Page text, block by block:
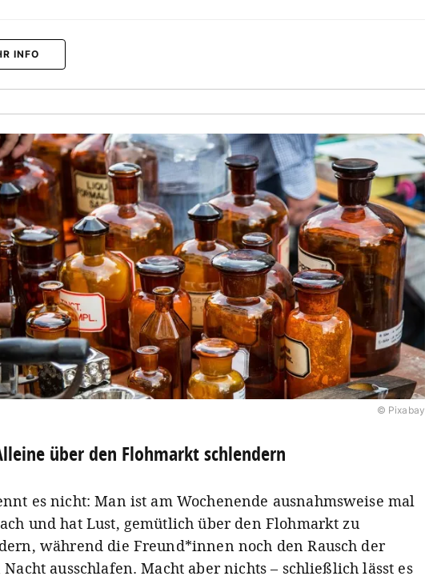
INFO
© Pixabay
über den Flohmarkt schlendern
es nicht: Man ist am Wochenende ausnahmsweise mal
und hat Lust, gemütlich über den Flohmarkt zu
während die Freund*innen noch den Rausch der
ausschlafen. Macht aber nichts – schließlich lässt es